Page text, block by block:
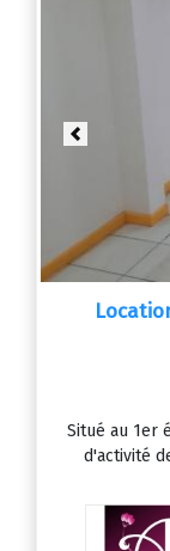
Previous
Situé au 1er
d'activité